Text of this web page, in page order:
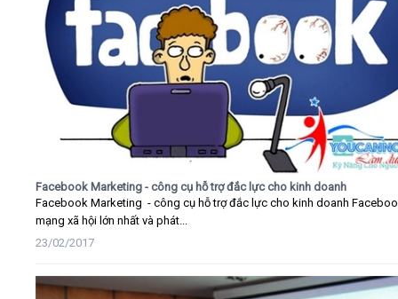
Facebook Marketing - công cụ hỗ trợ đắc lực cho kinh doanh
Facebook Marketing - công cụ hỗ trợ đắc lực cho kinh doanh
mạng xã hội lớn nhất và phát...
23/02/2017